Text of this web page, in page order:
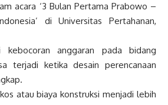
acara ‘3 Bulan Pertama Prabowo –
di Universitas Pertahanan,
kebocoran anggaran pada bidang
terjadi ketika desain perencanaan
atau biaya konstruksi menjadi lebih